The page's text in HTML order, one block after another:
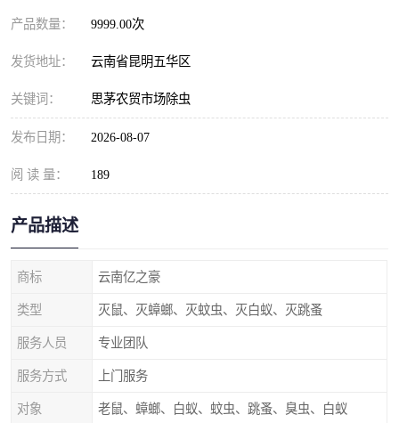
产品数量： 9999.00次
发货地址： 云南省昆明五华区
关键词： 思茅农贸市场除虫
发布日期： 2026-08-07
阅 读 量： 189
产品描述
商标 云南亿之豪
类型 灭鼠、灭蟑螂、灭蚊虫、灭白蚁、灭跳蚤
服务人员 专业团队
服务方式 上门服务
对象 老鼠、蟑螂、白蚁、蚊虫、跳蚤、臭虫、白蚁